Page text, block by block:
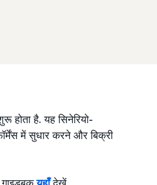
है. यह सिनेरियो-
में सुधार करने और बिक्री